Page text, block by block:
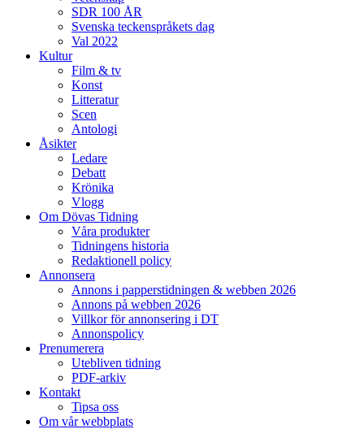
SDR 100 ÅR
Svenska teckenspråkets dag
Val 2022
Kultur
Film & tv
Konst
Litteratur
Scen
Antologi
Åsikter
Ledare
Debatt
Krönika
Vlogg
Om Dövas Tidning
Våra produkter
Tidningens historia
Redaktionell policy
Annonsera
Annons i papperstidningen & webben 2026
Annons på webben 2026
Villkor för annonsering i DT
Annonspolicy
Prenumerera
Utebliven tidning
PDF-arkiv
Kontakt
Tipsa oss
Om vår webbplats